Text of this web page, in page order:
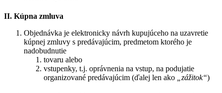
II. Kúpna zmluva
Objednávka je elektronicky návrh kupujúceho na uzavretie
kúpnej zmluvy s predávajúcim, predmetom ktorého je
nadobudnutie
tovaru alebo
vstupenky, t.j. oprávnenia na vstup, na podujatie
organizované predávajúcim (ďalej len ako
„zážitok“)